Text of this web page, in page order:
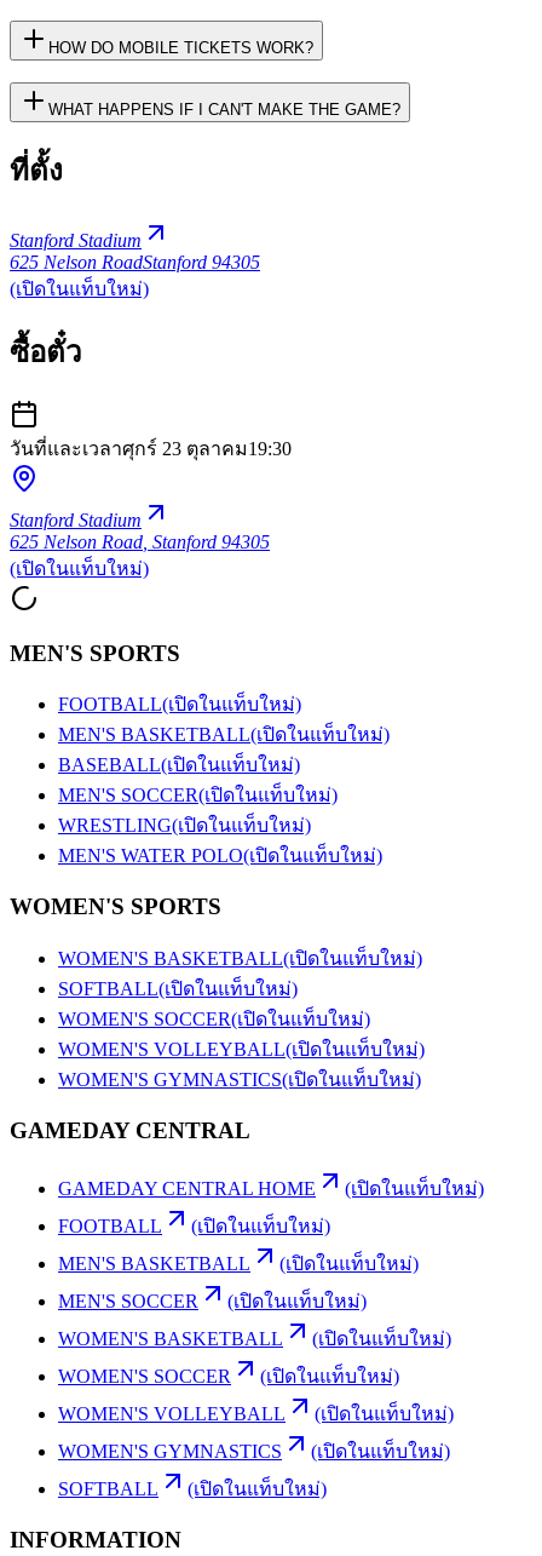
HOW DO MOBILE TICKETS WORK?
WHAT HAPPENS IF I CAN'T MAKE THE GAME?
ที่ตั้ง
Stanford Stadium
625 Nelson RoadStanford 94305
(เปิดในแท็บใหม่)
ซื้อตั๋ว
วันที่และเวลาศุกร์ 23 ตุลาคม19:30
Stanford Stadium
625 Nelson Road Stanford 94305
(เปิดในแท็บใหม่)
MEN'S SPORTS
FOOTBALL(เปิดในแท็บใหม่)
MEN'S BASKETBALL(เปิดในแท็บใหม่)
BASEBALL(เปิดในแท็บใหม่)
MEN'S SOCCER(เปิดในแท็บใหม่)
WRESTLING(เปิดในแท็บใหม่)
MEN'S WATER POLO(เปิดในแท็บใหม่)
WOMEN'S SPORTS
WOMEN'S BASKETBALL(เปิดในแท็บใหม่)
SOFTBALL(เปิดในแท็บใหม่)
WOMEN'S SOCCER(เปิดในแท็บใหม่)
WOMEN'S VOLLEYBALL(เปิดในแท็บใหม่)
WOMEN'S GYMNASTICS(เปิดในแท็บใหม่)
GAMEDAY CENTRAL
GAMEDAY CENTRAL HOME
(เปิดในแท็บใหม่)
FOOTBALL
(เปิดในแท็บใหม่)
MEN'S BASKETBALL
(เปิดในแท็บใหม่)
MEN'S SOCCER
(เปิดในแท็บใหม่)
WOMEN'S BASKETBALL
(เปิดในแท็บใหม่)
WOMEN'S SOCCER
(เปิดในแท็บใหม่)
WOMEN'S VOLLEYBALL
(เปิดในแท็บใหม่)
WOMEN'S GYMNASTICS
(เปิดในแท็บใหม่)
SOFTBALL
(เปิดในแท็บใหม่)
INFORMATION